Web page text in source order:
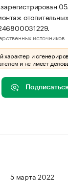
источников.
и
и не имеет
5 марта 2022